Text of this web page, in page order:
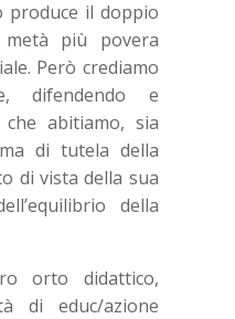
produce il doppio
metà più povera
Però crediamo
difendendo e
abitiamo, sia
di tutela della
di vista della sua
della
orto didattico,
di educ/azione